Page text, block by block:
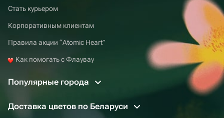
Стать курьером
Корпоративным клиентам
Правила акции “Atomic Heart”
Как помогать с Флаувау
Популярные города
Доставка цветов по Беларуси